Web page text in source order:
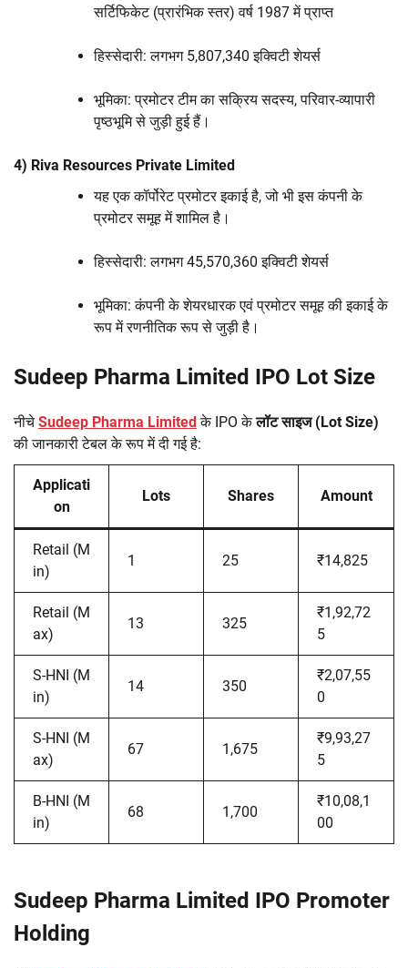
सर्टिफिकेट (प्रारंभिक स्तर) वर्ष 1987 में प्राप्त
हिस्सेदारी: लगभग 5,807,340 इक्विटी शेयर्स
भूमिका: प्रमोटर टीम का सक्रिय सदस्य, परिवार-व्यापारी
पृष्ठभूमि से जुड़ी हुई हैं।
4) Riva Resources Private Limited
यह एक कॉर्पोरेट प्रमोटर इकाई है, जो भी इस कंपनी के
प्रमोटर समूह में शामिल है।
हिस्सेदारी: लगभग 45,570,360 इक्विटी शेयर्स
भूमिका: कंपनी के शेयरधारक एवं प्रमोटर समूह की इकाई के
रूप में रणनीतिक रूप से जुड़ी है।
Sudeep Pharma Limited IPO Lot Size
नीचे Sudeep Pharma Limitedके IPO केलॉट साइज (Lot Size)
की जानकारी टेबल के रूप में दी गई है:
Applicati
on
Lots Shares Amount
Retail (M
in)
1 25 ₹14,825
Retail (M
ax)
13 325
₹1,92,72
5
S-HNI (M
in)
14 350
₹2,07,55
0
S-HNI (M
ax)
67 1,675
₹9,93,27
5
B-HNI (M
in)
68 1,700
₹10,08,1
00
Sudeep Pharma Limited IPO Promoter
Holding